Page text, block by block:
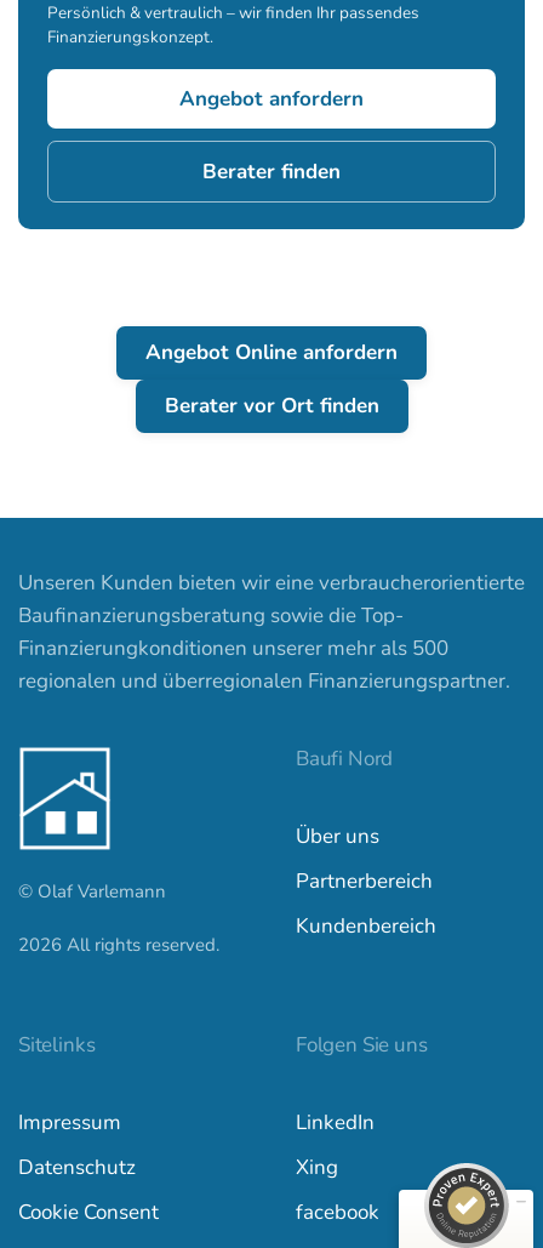
Persönlich & vertraulich – wir finden Ihr passendes
Finanzierungskonzept.
Angebot anfordern
Berater finden
Angebot Online anfordern
Berater vor Ort finden
Unseren Kunden bieten wir eine verbraucherorientierte
Baufinanzierungsberatung sowie die Top-
Finanzierungkonditionen unserer mehr als 500
regionalen und überregionalen Finanzierungspartner.
© Olaf Varlemann
2026 All rights reserved.
Baufi Nord
Über uns
Partnerbereich
Kundenbereich
Sitelinks
Impressum
Datenschutz
Cookie Consent
Folgen Sie uns
LinkedIn
Xing
facebook
baufi-nord.de
557
Bewertungen auf
842